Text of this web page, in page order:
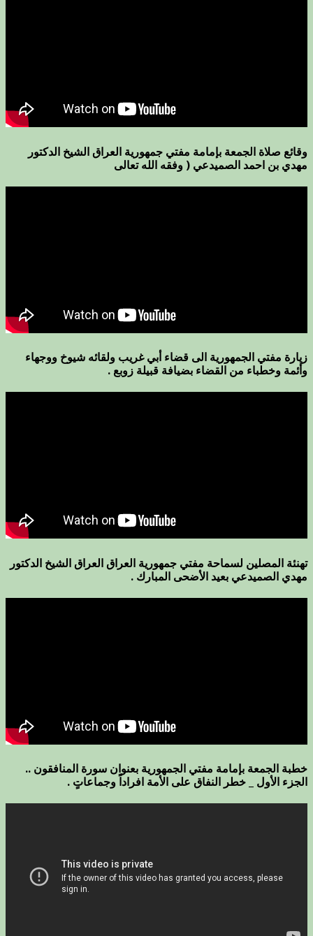
وقائع صلاة الجمعة بإمامة مفتي جمهورية العراق الشيخ الدكتور
مهدي بن احمد الصميدعي ( وفقه الله تعالى
زيارة مفتي الجمهورية الى قضاء أبي غريب ولقائه شيوخ ووجهاء
وأئمة وخطباء من القضاء بضيافة قبيلة زوبع .
تهنئة المصلين لسماحة مفتي جمهورية العراق العراق الشيخ الدكتور
مهدي الصميدعي بعيد الأضحى المبارك .
خطبة الجمعة بإمامة مفتي الجمهورية بعنوان سورة المنافقون ..
الجزء الأول _ خطر النفاق على الأمة افراداً وجماعاتٍ .